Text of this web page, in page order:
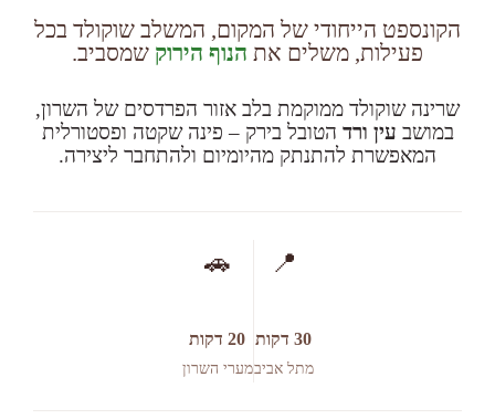
הקונספט הייחודי של המקום, המשלב שוקולד בכל
פעילות, משלים את הנוף הירוק שמסביב.
שרינה שוקולד ממוקמת בלב אזור הפרדסים של השרון,
במושב עין ורד הטובל בירק – פינה שקטה ופסטורלית
המאפשרת להתנתק מהיומיום ולהתחבר ליצירה.
📍
30 דקות
מתל אביב
🚗
20 דקות
מערי השרון